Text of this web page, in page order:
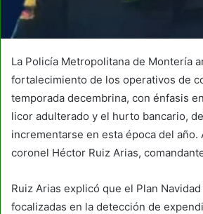
La Policía Metropolitana de Montería
fortalecimiento de los operativos de
temporada decembrina, con énfasis
licor adulterado y el hurto bancario,
incrementarse en esta época del año.
coronel Héctor Ruiz Arias,
Ruiz Arias explicó que el Plan
focalizadas en la detección de